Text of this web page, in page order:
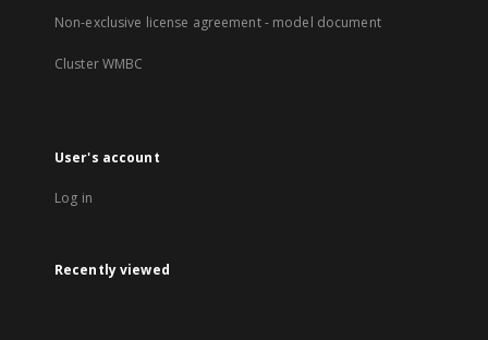
Non-exclusive license agreement - model document
Cluster WMBC
User's account
Log in
Recently viewed